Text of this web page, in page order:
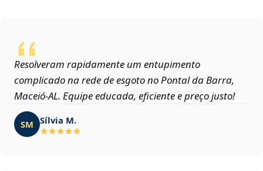
Resolveram rapidamente um entupimento
complicado na rede de esgoto no Pontal da Barra,
Maceió‑AL. Equipe educada, eficiente e preço justo!
SM Sílvia M.